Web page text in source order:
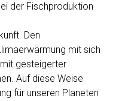
der Fischproduktion
Den
mit sich
gesteigerter
Auf diese Weise
für unseren Planeten